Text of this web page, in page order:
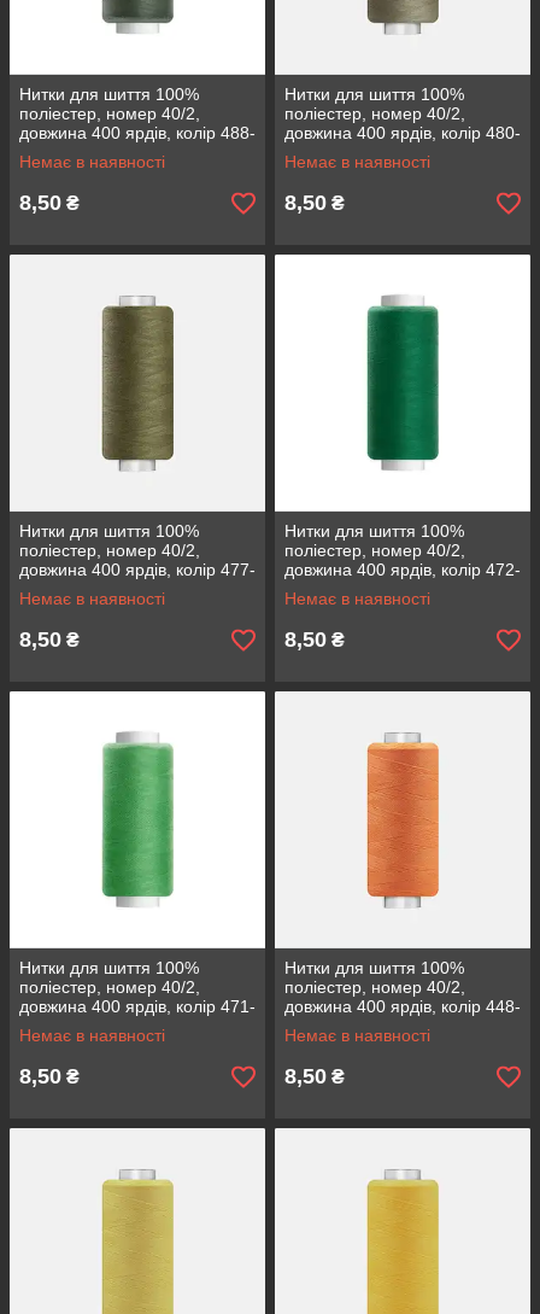
Нитки для шиття 100%
поліестер, номер 40/2,
довжина 400 ярдів, колір 488-
92
Немає в наявності
8,50 ₴
Нитки для шиття 100%
поліестер, номер 40/2,
довжина 400 ярдів, колір 480-
104
Немає в наявності
8,50 ₴
Нитки для шиття 100%
поліестер, номер 40/2,
довжина 400 ярдів, колір 477-
105
Немає в наявності
8,50 ₴
Нитки для шиття 100%
поліестер, номер 40/2,
довжина 400 ярдів, колір 472-
86
Немає в наявності
8,50 ₴
Нитки для шиття 100%
поліестер, номер 40/2,
довжина 400 ярдів, колір 471-
80
Немає в наявності
8,50 ₴
Нитки для шиття 100%
поліестер, номер 40/2,
довжина 400 ярдів, колір 448-
33
Немає в наявності
8,50 ₴